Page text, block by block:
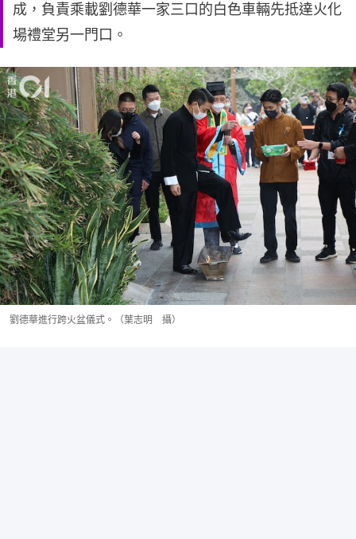
成，負責乘載劉德華一家三口的白色車輛先抵達火化
場禮堂另一門口。
劉德華進行跨火盆儀式。（葉志明 攝）